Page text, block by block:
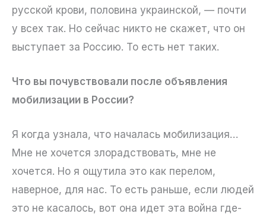
русской крови, половина украинской, — почти
у всех так. Но сейчас никто не скажет, что он
выступает за Россию. То есть нет таких.
Что вы почувствовали после объявления
мобилизации в России?
Я когда узнала, что началась мобилизация…
Мне не хочется злорадствовать, мне не
хочется. Но я ощутила это как перелом,
наверное, для нас. То есть раньше, если людей
это не касалось, вот она идет эта война где-